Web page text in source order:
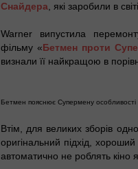
Снайдера , які заробили в
Warner випустила
фільму «Бетмен проти
визнали її найкращою в
Бетмен пояснює Супермену особливості
Втім, для великих зборів
оригінальний підхід,
автоматично не роблять кіно